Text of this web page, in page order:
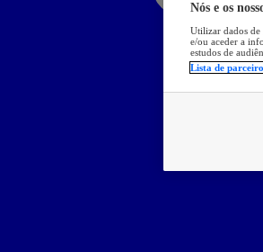
Nós e os
Utilizar dados de
e/ou aceder a
estudos de
Lista de